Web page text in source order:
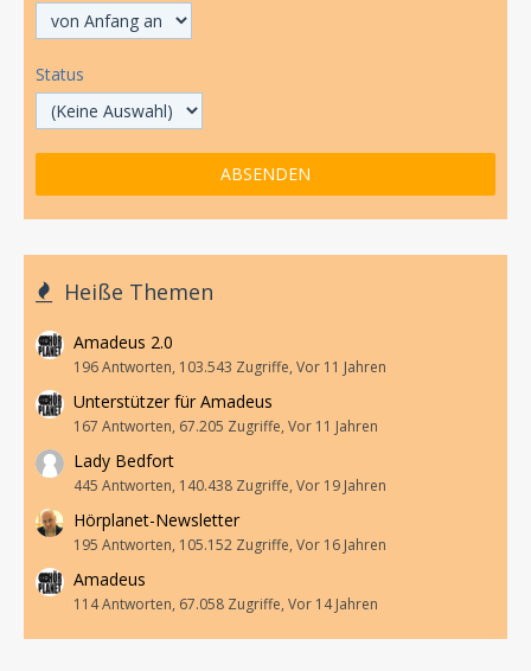
Status
Heiße Themen
Amadeus 2.0
196 Antworten, 103.543 Zugriffe, Vor 11 Jahren
Unterstützer für Amadeus
167 Antworten, 67.205 Zugriffe, Vor 11 Jahren
Lady Bedfort
445 Antworten, 140.438 Zugriffe, Vor 19 Jahren
Hörplanet-Newsletter
195 Antworten, 105.152 Zugriffe, Vor 16 Jahren
Amadeus
114 Antworten, 67.058 Zugriffe, Vor 14 Jahren